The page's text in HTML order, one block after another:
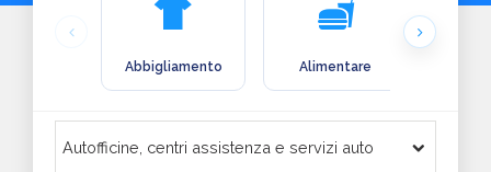
Abbigliamento Alimentare